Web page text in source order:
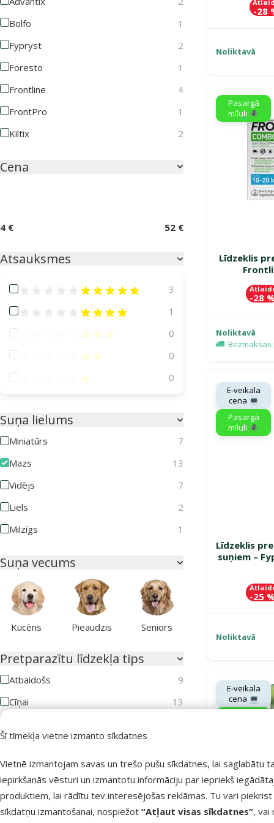
Šī tīmekļa vietne izmanto sīkdatnes
Vietnē izmantojam savas un trešo pušu sīkdatnes, lai saglabātu
iepirkšanās vēsturi un izmantotu informāciju par iepriekš
produktiem, lai rādītu tev interesējošas reklāmas. Tu vari piekrist
sīkdatņu izmantošanai, nospiežot “Atļaut visas sīkdatnes”, vai
Bolfo
1
Fypryst
2
Foresto
1
Frontline
4
FrontPro
1
Kiltix
2
Cena
4 € 52 €
Atsauksmes
Atsauksmes 100%
3
Atsauksmes 80%
1
Atsauksmes 60%
0
Atsauksmes 40%
0
Atsauksmes 20%
0
Suņa lielums
Miniatūrs
7
Mazs
13
Vidējs
7
Liels
2
Milzīgs
1
Suņa vecums
Kucēns Pieaudzis Seniors
Pretparazītu līdzekļa tips
Atbaidošs
9
Cīņai
13
Kaķa vecums
Kaķēns Pieaudzis Seniors
-28
Noliktavā
Līdzeklis
-28
Pasargā
mīluli 🕷️
Noliktavā
Bezmaksas
Līdzeklis
suņiem –
-25
E-veikala
cena 💻
Pasargā
mīluli 🕷️
Noliktavā
E-veikala
cena 💻